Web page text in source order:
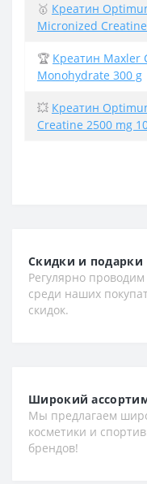
🥇 Креатин
Micronized
🏆 Креатин Maxler
Monohydrate 300 g
💥 Креатин
Creatine 2500 mg
Скидки и подарки
Регулярно
среди наших
скидок.
Широкий
Мы предлагаем
косметики и
брендов!